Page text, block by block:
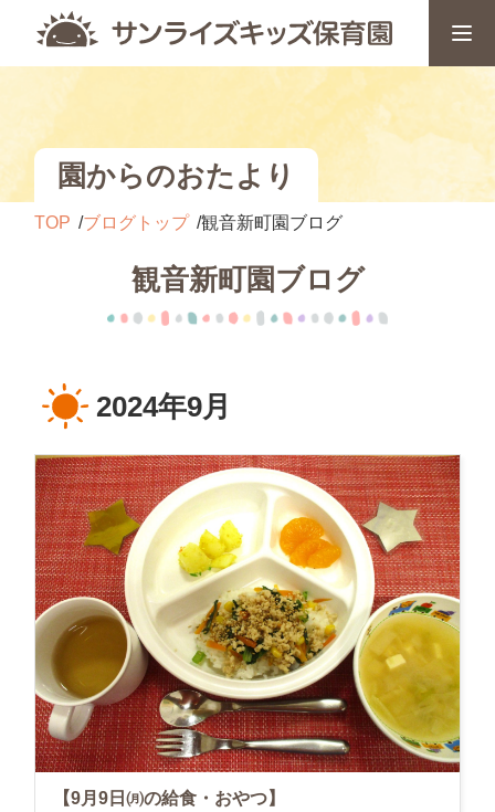
園からのおたより
TOP ブログトップ 観音新町園ブログ
観音新町園ブログ
2024年9月
【9月9日㈪の給食・おやつ】